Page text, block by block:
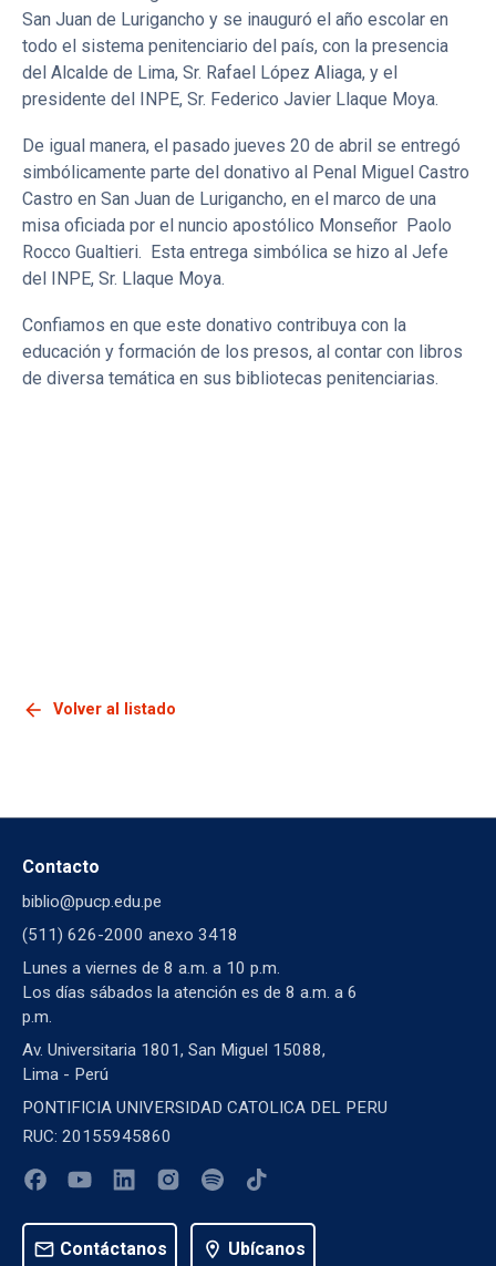
San Juan de Lurigancho y se inauguró el año escolar en
todo el sistema penitenciario del país, con la presencia
del Alcalde de Lima, Sr. Rafael López Aliaga, y el
presidente del INPE, Sr. Federico Javier Llaque Moya.
De igual manera, el pasado jueves 20 de abril se entregó
simbólicamente parte del donativo al Penal Miguel Castro
Castro en San Juan de Lurigancho, en el marco de una
misa oficiada por el nuncio apostólico Monseñor Paolo
Rocco Gualtieri. Esta entrega simbólica se hizo al Jefe
del INPE, Sr. Llaque Moya.
Confiamos en que este donativo contribuya con la
educación y formación de los presos, al contar con libros
de diversa temática en sus bibliotecas penitenciarias.
arrow_back Volver al listado
Contacto
biblio@pucp.edu.pe
(511) 626-2000 anexo 3418
Lunes a viernes de 8 a.m. a 10 p.m.
Los días sábados la atención es de 8 a.m. a 6
p.m.
Av. Universitaria 1801, San Miguel 15088,
Lima - Perú
PONTIFICIA UNIVERSIDAD CATOLICA DEL PERU
RUC: 20155945860
mail Contáctanos location_on Ubícanos